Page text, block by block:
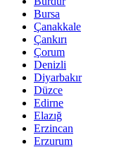
Bursa
Çanakkale
Çankırı
Çorum
Denizli
Diyarbakır
Düzce
Edirne
Elazığ
Erzincan
Erzurum